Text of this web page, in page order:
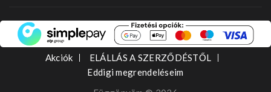
Akciók
ELÁLLÁS A SZERZŐDÉSTŐL
Eddigi megrendeléseim